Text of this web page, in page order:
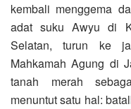
kembali menggema
adat suku Awyu di
Selatan, turun ke
Mahkamah Agung di
tanah merah
menuntut satu hal: